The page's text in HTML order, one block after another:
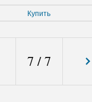
Купить
7 /7